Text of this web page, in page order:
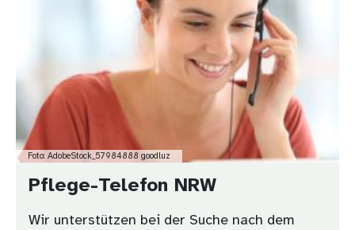
Foto: AdobeStock_57984888 goodluz
Pflege-Telefon NRW
Wir unterstützen bei der Suche nach dem